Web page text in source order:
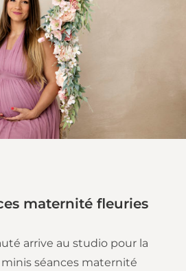
maternité fleuries
arrive au studio pour la
minis séances maternité